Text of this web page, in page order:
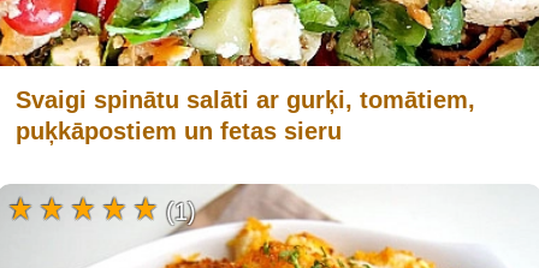
Svaigi spinātu salāti ar gurķi, tomātiem,
puķkāpostiem un fetas sieru
(1)